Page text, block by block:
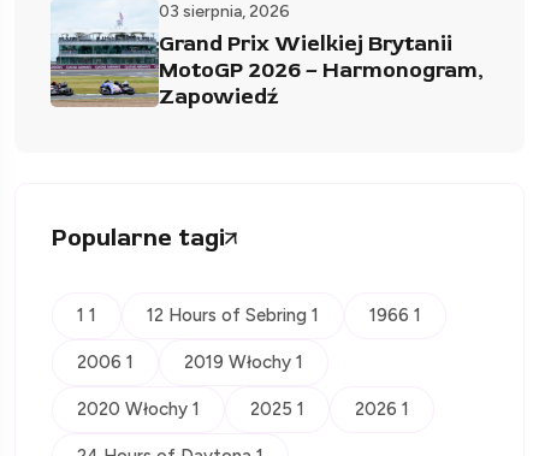
03 sierpnia, 2026
Grand Prix Wielkiej Brytanii
MotoGP 2026 – Harmonogram,
Zapowiedź
Popularne tagi
1 1 12 Hours of Sebring 1 1966 1
2006 1 2019 Włochy 1
2020 Włochy 1 2025 1 2026 1